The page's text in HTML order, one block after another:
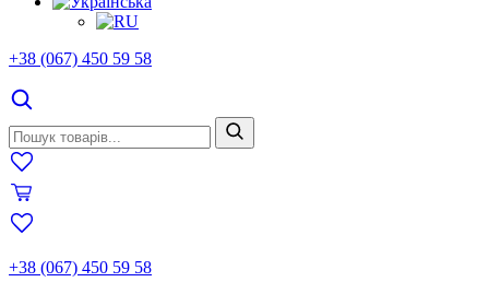
+38 (067) 450 59 58
+38 (067) 450 59 58